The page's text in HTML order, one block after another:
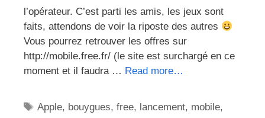
l’opérateur. C’est parti les amis, les jeux sont
faits, attendons de voir la riposte des autres
Vous pourrez retrouver les offres sur
http://mobile.free.fr/ (le site est surchargé en ce
moment et il faudra … Read more…
Étiquettes
Apple, bouygues,free, lancement, mobile,